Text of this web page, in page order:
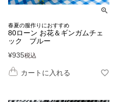
春夏の服作りにおすすめ
80ローン お花＆ギンガムチェ
ック ブルー
¥935税込
カートに入れる